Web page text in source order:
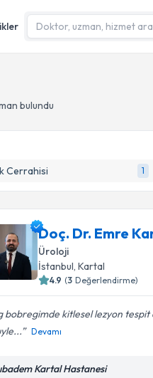
bulundu
Cerrahisi 1
Doç. Dr. Emre
Üroloji
İstanbul, Kartal
4.9 (3 Değerlendirme)
bobregimde kitlesel lezyon
Devamı
Kartal Hastanesi